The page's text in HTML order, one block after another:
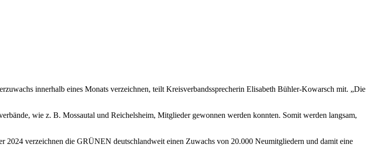
innerhalb eines Monats verzeichnen, teilt Kreisverbandssprecherin Elisabeth Bühler-Kowarsch mit. „Die
wie z. B. Mossautal und Reichelsheim, Mitglieder gewonnen werden konnten. Somit werden langsam,
verzeichnen die GRÜNEN deutschlandweit einen Zuwachs von 20.000 Neumitgliedern und damit eine